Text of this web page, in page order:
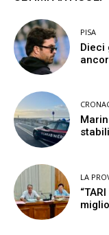
PISA
Dieci
LA